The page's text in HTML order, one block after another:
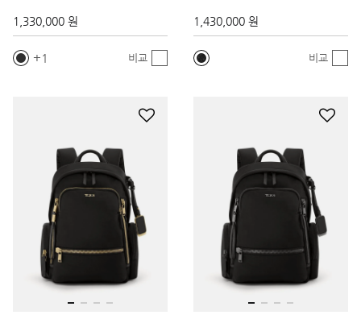
1,330,000 원
1 비교
1,430,000 원
비교